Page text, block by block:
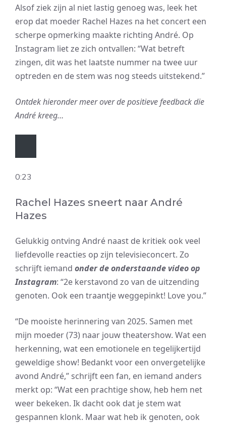
Alsof ziek zijn al niet lastig genoeg was, leek het
erop dat moeder Rachel Hazes na het concert een
scherpe opmerking maakte richting André. Op
Instagram liet ze zich ontvallen: “Wat betreft
zingen, dit was het laatste nummer na twee uur
optreden en de stem was nog steeds uitstekend.”
Ontdek hieronder meer over de positieve feedback die
André kreeg…
0:23
Rachel Hazes sneert naar André
Hazes
Gelukkig ontving André naast de kritiek ook veel
liefdevolle reacties op zijn televisieconcert. Zo
schrijft iemand onder de onderstaande video op
Instagram: “2e kerstavond zo van de uitzending
genoten. Ook een traantje weggepinkt! Love you.”
“De mooiste herinnering van 2025. Samen met
mijn moeder (73) naar jouw theatershow. Wat een
herkenning, wat een emotionele en tegelijkertijd
geweldige show! Bedankt voor een onvergetelijke
avond André,” schrijft een fan, en iemand anders
merkt op: “Wat een prachtige show, heb hem net
weer bekeken. Ik dacht ook dat je stem wat
gespannen klonk. Maar wat heb ik genoten, ook